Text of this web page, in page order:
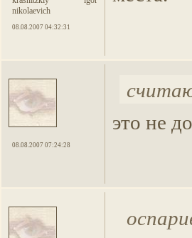
nikolaevich
08.08.2007 04:32:31
08.08.2007 07:24:28
это не